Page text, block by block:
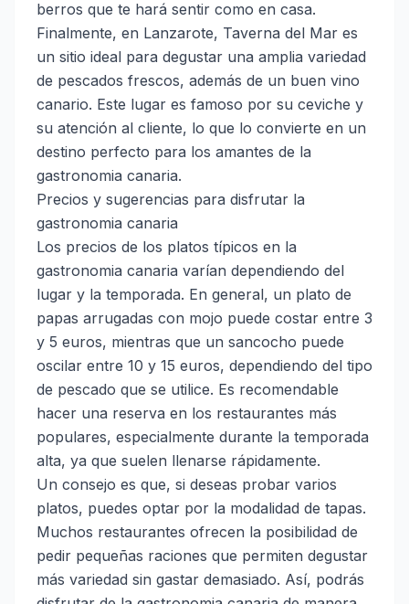
berros que te hará sentir como en casa.
Finalmente, en Lanzarote, Taverna del Mar es
un sitio ideal para degustar una amplia variedad
de pescados frescos, además de un buen vino
canario. Este lugar es famoso por su ceviche y
su atención al cliente, lo que lo convierte en un
destino perfecto para los amantes de la
gastronomia canaria.
Precios y sugerencias para disfrutar la
gastronomia canaria
Los precios de los platos típicos en la
gastronomia canaria varían dependiendo del
lugar y la temporada. En general, un plato de
papas arrugadas con mojo puede costar entre 3
y 5 euros, mientras que un sancocho puede
oscilar entre 10 y 15 euros, dependiendo del tipo
de pescado que se utilice. Es recomendable
hacer una reserva en los restaurantes más
populares, especialmente durante la temporada
alta, ya que suelen llenarse rápidamente.
Un consejo es que, si deseas probar varios
platos, puedes optar por la modalidad de tapas.
Muchos restaurantes ofrecen la posibilidad de
pedir pequeñas raciones que permiten degustar
más variedad sin gastar demasiado. Así, podrás